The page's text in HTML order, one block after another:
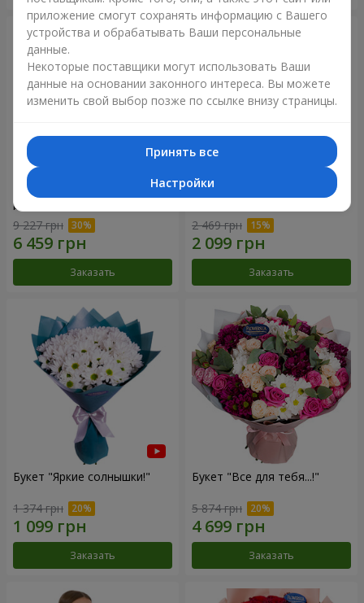
Цветы в коробке "101
розовая роза"
9 227 грн
Заказать
Букет "Цветочное Selfie!"
2 469 грн
Заказать
Букет "Яркие солнышки!"
1 374 грн
Заказать
Букет "Все для тебя...!"
5 874 грн
Заказать
приложение смогут сохранять информацию с Вашего
устройства и обрабатывать Ваши персональные
данные.
Некоторые поставщики могут использовать Ваши
данные на основании законного интереса. Вы можете
изменить свой выбор позже по ссылке внизу страницы.
Принять все
Настройки